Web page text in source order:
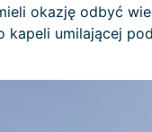
okazję odbyć
kapeli umilającej